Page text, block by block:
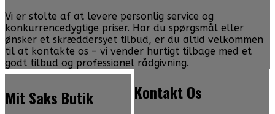
Vi er stolte af at levere personlig service og
konkurrencedygtige priser. Har du spørgsmål eller
ønsker et skræddersyet tilbud, er du altid velkommen
til at kontakte os – vi vender hurtigt tilbage med et
godt tilbud og professionel rådgivning.
Mit Saks Butik Kontakt Os